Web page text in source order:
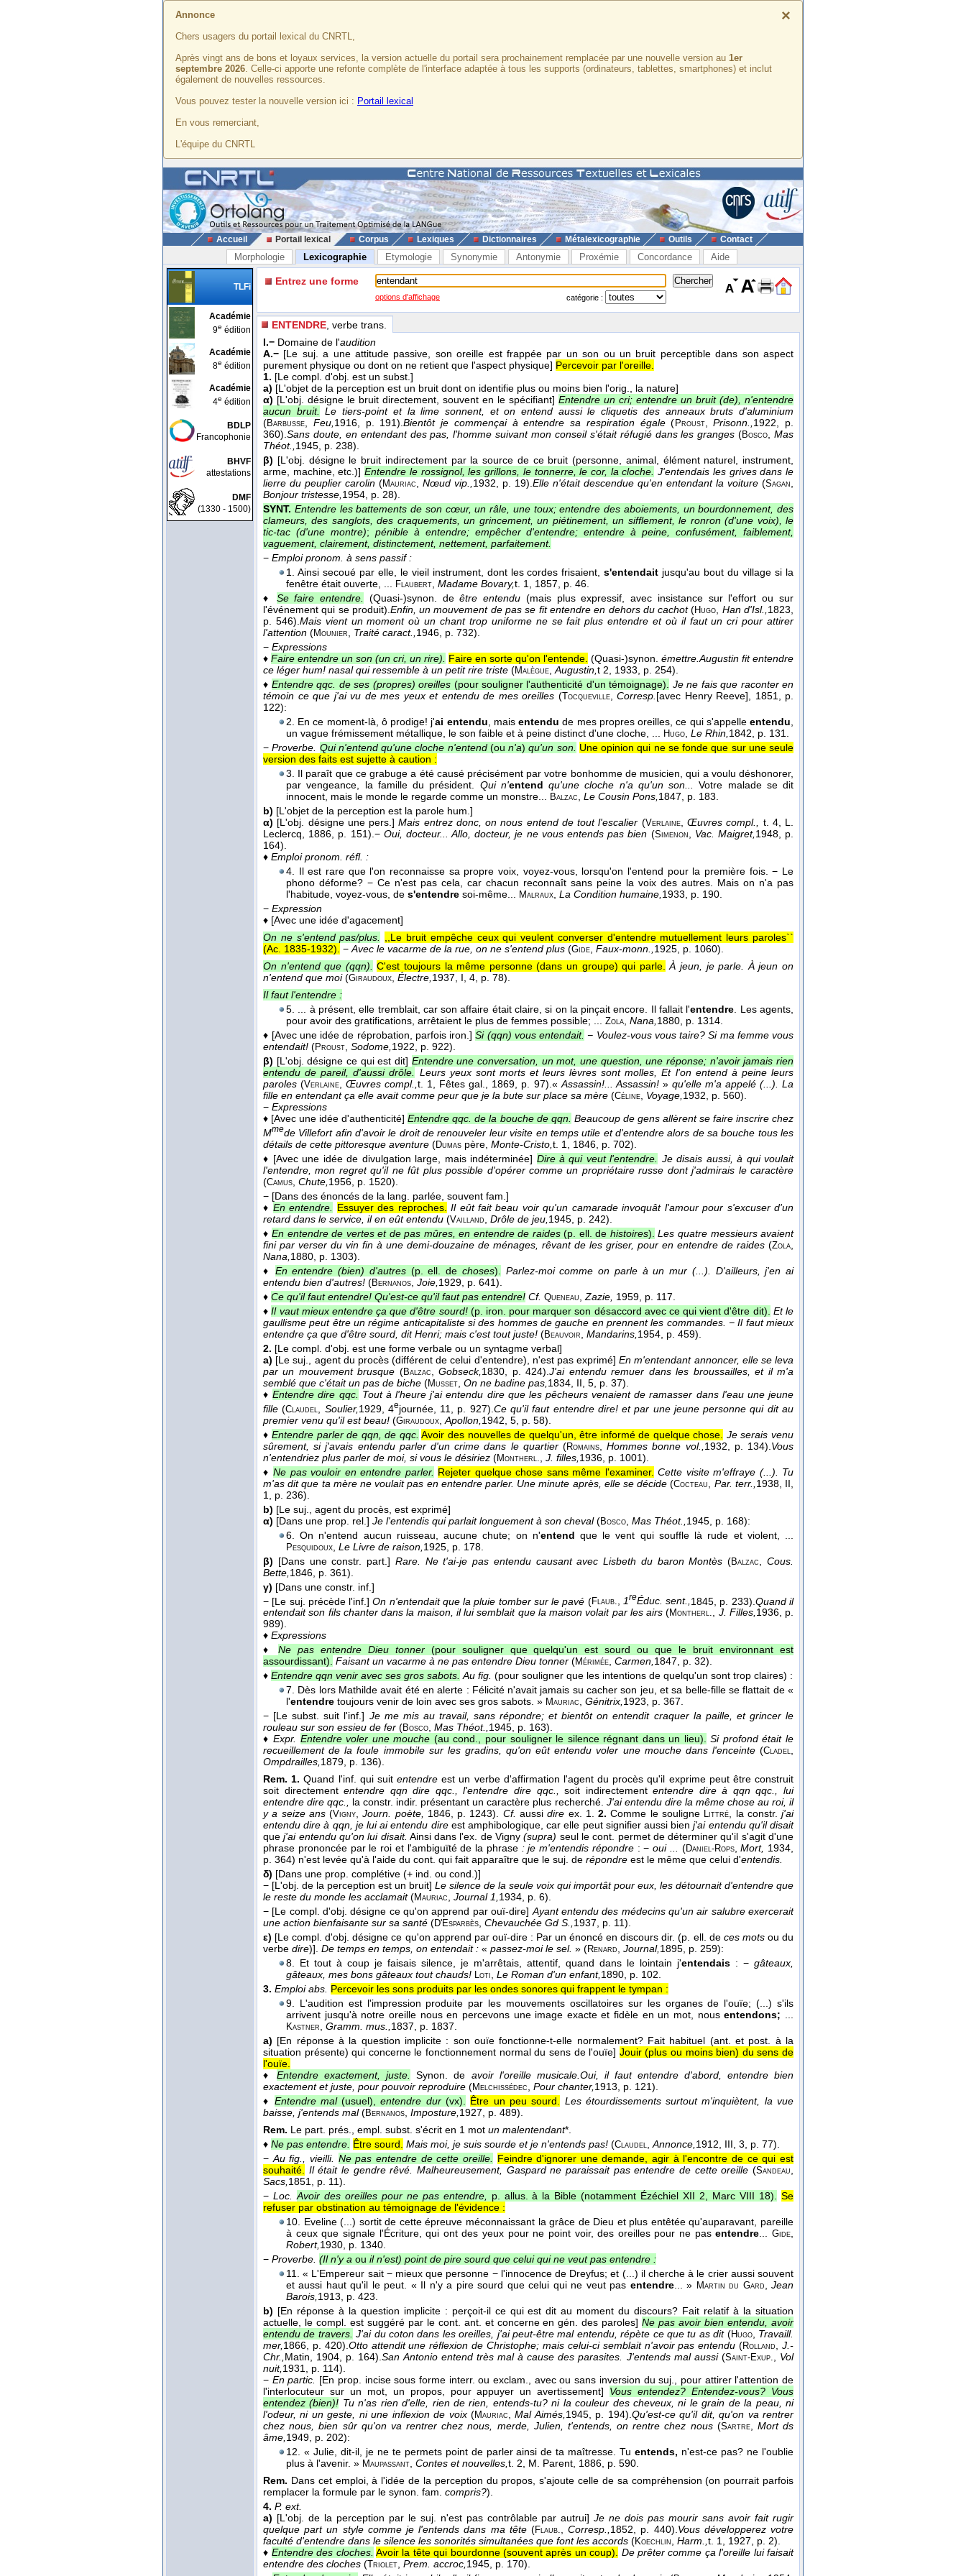
×
Annonce
Chers usagers du portail lexical du CNRTL,
Après vingt ans de bons et loyaux services, la version actuelle du portail sera prochainement remplacée par une nouvelle version au 1er
septembre 2026. Celle-ci apporte une refonte complète de l'interface adaptée à tous les supports (ordinateurs, tablettes, smartphones) et inclut
également de nouvelles ressources.
Vous pouvez tester la nouvelle version ici : Portail lexical
En vous remerciant,
L'équipe du CNRTL
Accueil Portail lexical Corpus Lexiques Dictionnaires Métalexicographie Outils Contact
Morphologie Lexicographie Etymologie Synonymie Antonymie Proxémie Concordance Aide
TLFi
Académie
9e édition
Académie
8e édition
Académie
4e édition
BDLP
Francophonie
BHVF
attestations
DMF
(1330 - 1500)
Entrez une forme
options d'affichage catégorie :
ENTENDRE , verbe trans.
I.− Domaine de l'audition
A.− [Le suj. a une attitude passive, son oreille est frappée par un son ou un bruit perceptible dans son aspect
purement physique ou dont on ne retient que l'aspect physique] Percevoir par l'oreille.
1. [Le compl. d'obj. est un subst.]
a) [L'objet de la perception est un bruit dont on identifie plus ou moins bien l'orig., la nature]
α) [L'obj. désigne le bruit directement, souvent en le spécifiant] Entendre un cri; entendre un bruit (de), n'entendre
aucun bruit. Le tiers-point et la lime sonnent, et on entend aussi le cliquetis des anneaux bruts d'aluminium
(Barbusse, Feu,1916, p. 191).Bientôt je commençai à entendre sa respiration égale( Proust,Prisonn.,1922, p.
360).Sans doute, en entendant des pas, l'homme suivant mon conseil s'était réfugié dans les granges (Bosco, Mas
Théot.,1945, p. 238).
β) [L'obj. désigne le bruit indirectement par la source de ce bruit (personne, animal, élément naturel, instrument,
arme, machine, etc.)] Entendre le rossignol, les grillons, le tonnerre, le cor, la cloche. J'entendais les grives dans le
lierre du peuplier carolin (Mauriac, Nœud vip.,1932, p. 19).Elle n'était descendue qu'en entendant la voiture (Sagan,
Bonjour tristesse,1954, p. 28).
SYNT. Entendre les battements de son cœur, un râle, une toux; entendre des aboiements, un bourdonnement, des
clameurs, des sanglots, des craquements, un grincement, un piétinement, un sifflement, le ronron (d'une voix), le
tic-tac (d'une montre); pénible à entendre; empêcher d'entendre; entendre à peine, confusément, faiblement,
vaguement, clairement, distinctement, nettement, parfaitement.
− Emploi pronom. à sens passif :
1. Ainsi secoué par elle, le vieil instrument, dont les cordes frisaient,s'entendait jusqu'au bout du village si la
fenêtre était ouverte, ... Flaubert, Madame Bovary,t. 1, 1857, p. 46.
♦ Se faire entendre. (Quasi-)synon. deêtre entendu (mais plus expressif, avec insistance sur l'effort ou sur
l'événement qui se produit).Enfin, un mouvement de pas se fit entendre en dehors du cachot(Hugo, Han d'Isl.,1823,
p. 546).Mais vient un moment où un chant trop uniforme ne se fait plus entendre et où il faut un cri pour attirer
l'attention (Mounier, Traité caract.,1946, p. 732).
− Expressions
♦ Faire entendre un son (un cri, un rire). Faire en sorte qu'on l'entende. (Quasi-)synon. émettre.Augustin fit entendre
ce léger hum! nasal qui ressemble à un petit rire triste (Malègue,Augustin,t 2, 1933, p. 254).
♦ Entendre qqc. de ses (propres) oreilles (pour souligner l'authenticité d'un témoignage). Je ne fais que raconter en
témoin ce que j'ai vu de mes yeux et entendu de mes oreilles ( Tocqueville, Corresp.[avec Henry Reeve], 1851, p.
122):
2. En ce moment-là, ô prodige! j'ai entendu, maisentendu de mes propres oreilles, ce qui s'appelleentendu,
un vague frémissement métallique, le son faible et à peine distinct d'une cloche, ... Hugo, Le Rhin,1842, p. 131.
−Proverbe. Qui n'entend qu'une cloche n'entend(ou n'a)qu'un son. Une opinion qui ne se fonde que sur une seule
version des faits est sujette à caution :
3. Il paraît que ce grabuge a été causé précisément par votre bonhomme de musicien, qui a voulu déshonorer,
par vengeance, la famille du président. Qui n'entend qu'une cloche n'a qu'un son... Votre malade se dit
innocent, mais le monde le regarde comme un monstre... Balzac, Le Cousin Pons,1847, p. 183.
b) [L'objet de la perception est la parole hum.]
α) [L'obj. désigne une pers.] Mais entrez donc, on nous entend de tout l'escalier (Verlaine, Œuvres compl., t. 4, L.
Leclercq, 1886, p. 151).− Oui, docteur... Allo, docteur, je ne vous entends pas bien (Simenon, Vac. Maigret,1948, p.
164).
♦ Emploi pronom. réfl. :
4. Il est rare que l'on reconnaisse sa propre voix, voyez-vous, lorsqu'on l'entend pour la première fois. − Le
phono déforme? − Ce n'est pas cela, car chacun reconnaît sans peine la voix des autres. Mais on n'a pas
l'habitude, voyez-vous, de s'entendre soi-même... Malraux, La Condition humaine,1933, p. 190.
− Expression
♦ [Avec une idée d'agacement]
On ne s'entend pas/plus. ,,Le bruit empêche ceux qui veulent converser d'entendre mutuellement leurs paroles``
(Ac. 1835-1932). −Avec le vacarme de la rue, on ne s'entend plus (Gide, Faux-monn.,1925, p. 1060).
On n'entend que (qqn). C'est toujours la même personne (dans un groupe) qui parle. À jeun, je parle. À jeun on
n'entend que moi(Giraudoux, Électre,1937, I, 4, p. 78).
Il faut l'entendre :
5. ... à présent, elle tremblait, car son affaire était claire, si on la pinçait encore. Il fallait l'entendre. Les agents,
pour avoir des gratifications, arrêtaient le plus de femmes possible; ... Zola, Nana,1880, p. 1314.
♦ [Avec une idée de réprobation, parfois iron.] Si (qqn) vous entendait. − Voulez-vous vous taire? Si ma femme vous
entendait! (Proust, Sodome,1922, p. 922).
β) [L'obj. désigne ce qui est dit] Entendre une conversation, un mot, une question, une réponse; n'avoir jamais rien
entendu de pareil, d'aussi drôle. Leurs yeux sont morts et leurs lèvres sont molles, Et l'on entend à peine leurs
paroles (Verlaine,Œuvres compl.,t. 1, Fêtes gal., 1869, p. 97).«Assassin!... Assassin!» qu'elle m'a appelé (...). La
fille en entendant ça elle avait comme peur que je la bute sur place sa mère (Céline, Voyage,1932, p. 560).
− Expressions
♦ [Avec une idée d'authenticité] Entendre qqc. de la bouche de qqn. Beaucoup de gens allèrent se faire inscrire chez
Mmede Villefort afin d'avoir le droit de renouveler leur visite en temps utile et d'entendre alors de sa bouche tous les
détails de cette pittoresque aventure (Dumas père Monte-Cristo, t. 1 , 1846 , p. 702).
♦ [Avec une idée de divulgation large, mais indéterminée] Dire à qui veut l'entendre.
Je disais aussi, à qui voulait
l'entendre, mon regret qu'il ne fût plus possible d'opérer comme un propriétaire russe dont j'admirais le caractère
(Camus Chute, 1956 , p. 1520).
− [Dans des énoncés de la lang. parlée, souvent fam.]
♦ En entendre. Essuyer des reproches. Il eût fait beau voir qu'un camarade invoquât l'amour pour s'excuser d'un
retard dans le service, il en eût entendu (Vailland Drôle de jeu, 1945 , p. 242).
♦En entendre de vertes et de pas mûres, en entendre de raides(p. ell. de histoires). Les quatre messieurs avaient
fini par verser du vin fin à une demi-douzaine de ménages, rêvant de les griser, pour en entendre de raides (Zola
Nana, 1880 , p. 1303).
♦ En entendre (bien) d'autres(p. ell. de choses).
Parlez-moi comme on parle à un mur (...). D'ailleurs, j'en ai
entendu bien d'autres! (Bernanos Joie, 1929 , p. 641).
♦ Ce qu'il faut entendre! Qu'est-ce qu'il faut pas entendre! Cf. Queneau Zazie, 1959, p. 117.
♦Il vaut mieux entendre ça que d'être sourd!(p. iron. pour marquer son désaccord avec ce qui vient d'être dit). Et le
gaullisme peut être un régime anticapitaliste si des hommes de gauche en prennent les commandes. − Il faut mieux
entendre ça que d'être sourd, dit Henri; mais c'est tout juste! (Beauvoir Mandarins, 1954 , p. 459).
2. [Le compl. d'obj. est une forme verbale ou un syntagme verbal]
a) [Le suj., agent du procès (différent de celui d'entendre), n'est pas exprimé] En m'entendant annoncer, elle se leva
par un mouvement brusque (Balzac ,Gobseck, 1830 , p. 424).J'ai entendu remuer dans les broussailles, et il m'a
semblé que c'était un pas de biche (Musset On ne badine pas, 1834 , II, 5, p. 37).
♦Entendre dire qqc.
Tout à l'heure j'ai entendu dire que les pêcheurs venaient de ramasser dans l'eau une jeune
fille (Claudel Soulier, 1929, 4ejournée, 11, p. 927). Ce qu'il faut entendre dire! et par une jeune personne qui dit au
premier venu qu'il est beau! (Giraudoux Apollon, 1942 , 5, p. 58).
♦Entendre parler de qqn, de qqc. Avoir des nouvelles de quelqu'un, être informé de quelque chose. Je serais venu
sûrement, si j'avais entendu parler d'un crime dans le quartier(Romains ,Hommes bonne vol., 1932 , p. 134). Vous
n'entendriez plus parler de moi, si vous le désiriez (Montherl. J. filles, 1936 , p. 1001).
♦ Ne pas vouloir en entendre parler. Rejeter quelque chose sans même l'examiner. Cette visite m'effraye (...). Tu
m'as dit que ta mère ne voulait pas en entendre parler. Une minute après, elle se décide (Cocteau Par. terr., 1938, II,
1, p. 236).
b) [Le suj., agent du procès, est exprimé]
α) [Dans une prop. rel.] Je l'entendis qui parlait longuement à son cheval(Bosco Mas Théot., 1945 , p. 168):
6. On n'entend aucun ruisseau, aucune chute; on n'entendque le vent qui souffle là rude et violent, ...
Pesquidoux Le Livre de raison, 1925 , p. 178.
β) [Dans une constr. part.] Rare. Ne t'ai-je pas entendu causant avec Lisbeth du baron Montès (Balzac ,Cous.
Bette, 1846 , p. 361).
γ) [Dans une constr. inf.]
− [Le suj. précède l'inf.] On n'entendait que la pluie tomber sur le pavé (Flaub., 1reÉduc. sent.,1845 , p. 233). Quand il
entendait son fils chanter dans la maison, il lui semblait que la maison volait par les airs (Montherl., J. Filles,1936, p.
989).
♦ Expressions
♦ Ne pas entendre Dieu tonner(pour souligner que quelqu'un est sourd ou que le bruit environnant est
assourdissant). Faisant un vacarme à ne pas entendre Dieu tonner (Mérimée, Carmen,1847, p. 32).
♦ Entendre qqn venir avec ses gros sabots. Au fig. (pour souligner que les intentions de quelqu'un sont trop claires) :
7. Dès lors Mathilde avait été en alerte : Félicité n'avait jamais su cacher son jeu, et sa belle-fille se flattait de «
l'entendre toujours venir de loin avec ses gros sabots. » Mauriac, Génitrix,1923, p. 367.
− [Le subst. suit l'inf.] Je me mis au travail, sans répondre; et bientôt on entendit craquer la paille, et grincer le
rouleau sur son essieu de fer (Bosco, Mas Théot.,1945, p. 163).
♦Expr. Entendre voler une mouche (au cond., pour souligner le silence régnant dans un lieu). Si profond était le
recueillement de la foule immobile sur les gradins, qu'on eût entendu voler une mouche dans l'enceinte(Cladel,
Ompdrailles,1879, p. 136).
Rem. 1. Quand l'inf. qui suitentendre est un verbe d'affirmation l'agent du procès qu'il exprime peut être construit
soit directemententendre qqn dire qqc., l'entendre dire qqc., soit indirectemententendre dire à qqn qqc., lui
entendre dire qqc., la constr. indir. présentant un caractère plus recherché. J'ai entendu dire la même chose au roi, il
y a seize ans(Vigny,Journ. poète, 1846, p. 1243). Cf. aussidire ex. 1.2. Comme le souligne Littré, la constr.j'ai
entendu dire à qqn, je lui ai entendu direest amphibologique, car elle peut signifier aussi bienj'ai entendu qu'il disait
quej'ai entendu qu'on lui disait. Ainsi dans l'ex. de Vigny(supra) seul le cont. permet de déterminer qu'il s'agit d'une
phrase prononcée par le roi et l'ambiguïté de la phrase : je m'entendis répondre: − oui ... (Daniel-Rops,Mort, 1934,
p. 364) n'est levée qu'à l'aide du cont. qui fait apparaître que le suj. de répondre est le même que celui d'entendis.
δ) [Dans une prop. complétive (+ ind. ou cond.)]
− [L'obj. de la perception est un bruit] Le silence de la seule voix qui importât pour eux, les détournait d'entendre que
le reste du monde les acclamait(Mauriac, Journal 1,1934, p. 6).
− [Le compl. d'obj. désigne ce qu'on apprend par ouï-dire] Ayant entendu des médecins qu'un air salubre exercerait
une action bienfaisante sur sa santé (D'Esparbès, Chevauchée Gd S.,1937, p. 11).
ε) [Le compl. d'obj. désigne ce qu'on apprend par ouï-dire : Par un énoncé en discours dir. (p. ell. de ces mots ou du
verbe dire)]. De temps en temps, on entendait : « passez-moi le sel. » (Renard, Journal,1895, p. 259):
8. Et tout à coup je faisais silence, je m'arrêtais, attentif, quand dans le lointain j'entendais : − gâteaux,
gâteaux, mes bons gâteaux tout chauds! Loti, Le Roman d'un enfant,1890, p. 102.
3. Emploi abs. Percevoir les sons produits par les ondes sonores qui frappent le tympan :
9. L'audition est l'impression produite par les mouvements oscillatoires sur les organes de l'ouïe; (...) s'ils
arrivent jusqu'à notre oreille nous en percevons une image exacte et fidèle en un mot, nousentendons; ...
Kastner, Gramm. mus.,1837, p. 1837.
a) [En réponse à la question implicite : son ouïe fonctionne-t-elle normalement? Fait habituel (ant. et post. à la
situation présente) qui concerne le fonctionnement normal du sens de l'ouïe] Jouir (plus ou moins bien) du sens de
l'ouïe.
♦Entendre exactement, juste. Synon. de avoir l'oreille musicale.Oui, il faut entendre d'abord, entendre bien
exactement et juste, pour pouvoir reproduire (Melchissédec, Pour chanter,1913, p. 121).
♦ Entendre mal(usuel),entendre dur(vx). Être un peu sourd. Les étourdissements surtout m'inquiètent, la vue
baisse, j'entends mal(Bernanos, Imposture,1927, p. 489).
Rem. Le part. prés., empl. subst. s'écrit en 1 mot un malentendant*.
♦ Ne pas entendre. Être sourd. Mais moi, je suis sourde et je n'entends pas! (Claudel,Annonce,1912, III, 3, p. 77).
−Au fig., vieilli. Ne pas entendre de cette oreille. Feindre d'ignorer une demande, agir à l'encontre de ce qui est
souhaité. Il était le gendre rêvé. Malheureusement, Gaspard ne paraissait pas entendre de cette oreille (Sandeau,
Sacs,1851, p. 11).
− Loc. Avoir des oreilles pour ne pas entendre, p. allus. à la Bible (notamment Ézéchiel XII 2, Marc VIII 18). Se
refuser par obstination au témoignage de l'évidence :
10. Eveline (...) sortit de cette épreuve méconnaissant la grâce de Dieu et plus entêtée qu'auparavant, pareille
à ceux que signale l'Écriture, qui ont des yeux pour ne point voir, des oreilles pour ne pasentendre...Gide,
Robert,1930, p. 1340.
− Proverbe. (Il n'y a ou il n'est) point de pire sourd que celui qui ne veut pas entendre :
11. « L'Empereur sait − mieux que personne − l'innocence de Dreyfus; et (...) il cherche à le crier aussi souvent
et aussi haut qu'il le peut. « Il n'y a pire sourd que celui qui ne veut pas entendre... » Martin du Gard,Jean
Barois,1913, p. 423.
b) [En réponse à la question implicite : perçoit-il ce qui est dit au moment du discours? Fait relatif à la situation
actuelle, le compl. est suggéré par le cont. ant. et concerne en gén. des paroles] Ne pas avoir bien entendu, avoir
entendu de travers. J'ai du coton dans les oreilles, j'ai peut-être mal entendu, répète ce que tu as dit(Hugo, Travaill.
mer,1866, p. 420).Otto attendit une réflexion de Christophe; mais celui-ci semblait n'avoir pas entendu(Rolland,J.-
Chr.,Matin, 1904, p. 164).San Antonio entend très mal à cause des parasites. J'entends mal aussi (Saint-Exup., Vol
nuit,1931, p. 114).
− En partic. [En prop. incise sous forme interr. ou exclam., avec ou sans inversion du suj., pour attirer l'attention de
l'interlocuteur sur un mot, un propos, pour appuyer un avertissement]
Vous entendez? Entendez-vous? Vous
entendez (bien)! Tu n'as rien d'elle, rien de rien, entends-tu? ni la couleur des cheveux, ni le grain de la peau, ni
l'odeur, ni un geste, ni une inflexion de voix(Mauriac,Mal Aimés,1945, p. 194).Qu'est-ce qu'il dit, qu'on va rentrer
chez nous, bien sûr qu'on va rentrer chez nous, merde, Julien, t'entends, on rentre chez nous(Sartre, Mort ds
âme,1949, p. 202):
12. « Julie, dit-il, je ne te permets point de parler ainsi de ta maîtresse. Tuentends, n'est-ce pas? ne l'oublie
plus à l'avenir. » Maupassant, Contes et nouvelles,t. 2, M. Parent, 1886, p. 590.
Rem. Dans cet emploi, à l'idée de la perception du propos, s'ajoute celle de sa compréhension (on pourrait parfois
remplacer la formule par le synon. fam. compris?).
4. P. ext.
a) [L'obj. de la perception par le suj. n'est pas contrôlable par autrui] Je ne dois pas mourir sans avoir fait rugir
quelque part un style comme je l'entends dans ma tête(Flaub.,Corresp.,1852, p. 440).Vous développerez votre
faculté d'entendre dans le silence les sonorités simultanées que font les accords (Koechlin, Harm.,t. 1, 1927, p. 2).
♦ Entendre des cloches. Avoir la tête qui bourdonne (souvent après un coup). De prêter comme ça l'oreille lui faisait
entendre des cloches ( Triolet, Prem. accroc,1945, p. 170).